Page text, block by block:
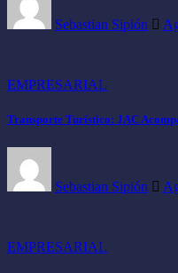
Sebastian Sipión
EMPRESARIAL
Transporte Turístico: JAC
Sebastian Sipión
EMPRESARIAL